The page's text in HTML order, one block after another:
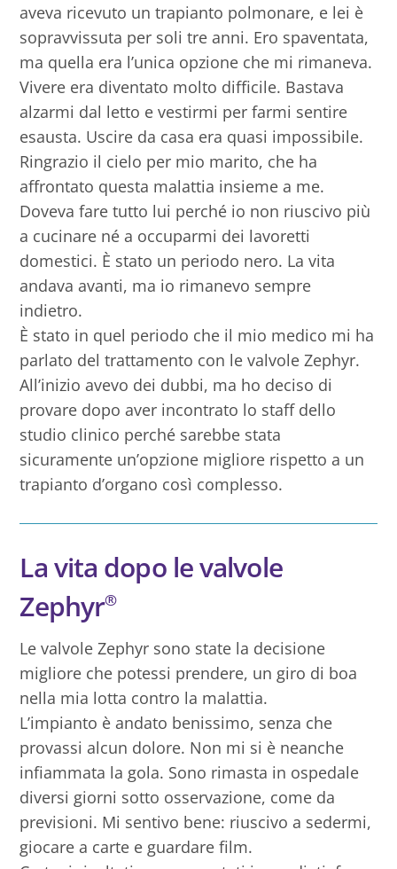
aveva ricevuto un trapianto polmonare, e lei è
sopravvissuta per soli tre anni. Ero spaventata,
ma quella era l’unica opzione che mi rimaneva.
Vivere era diventato molto difficile. Bastava
alzarmi dal letto e vestirmi per farmi sentire
esausta. Uscire da casa era quasi impossibile.
Ringrazio il cielo per mio marito, che ha
affrontato questa malattia insieme a me.
Doveva fare tutto lui perché io non riuscivo più
a cucinare né a occuparmi dei lavoretti
domestici. È stato un periodo nero. La vita
andava avanti, ma io rimanevo sempre
indietro.
È stato in quel periodo che il mio medico mi ha
parlato del trattamento con le valvole Zephyr.
All’inizio avevo dei dubbi, ma ho deciso di
provare dopo aver incontrato lo staff dello
studio clinico perché sarebbe stata
sicuramente un’opzione migliore rispetto a un
trapianto d’organo così complesso.
La vita dopo le valvole
Zephyr®
Le valvole Zephyr sono state la decisione
migliore che potessi prendere, un giro di boa
nella mia lotta contro la malattia.
L’impianto è andato benissimo, senza che
provassi alcun dolore. Non mi si è neanche
infiammata la gola. Sono rimasta in ospedale
diversi giorni sotto osservazione, come da
previsioni. Mi sentivo bene: riuscivo a sedermi,
giocare a carte e guardare film.